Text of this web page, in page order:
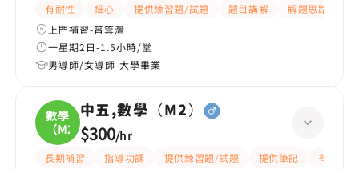
有耐性 細心 提供練習題/試題 題目講解
解題思路
上門補習-筲箕灣
一星期2日-1.5小時/堂
男導師/女導師-大學畢業
數學
（M2
中五,數學（M2）
$300/hr
長期補習 指導功課 提供練習題/試題 提供筆記
有耐性